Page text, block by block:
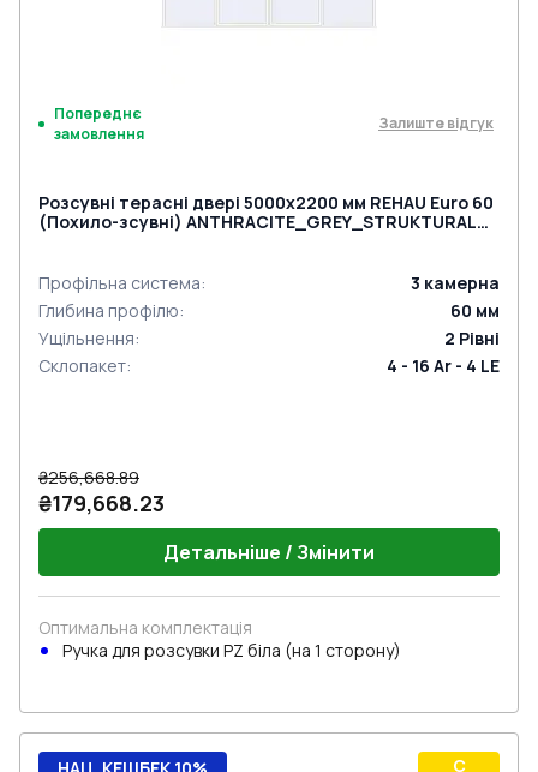
Попереднє
замовлення
Залиште відгук
Розсувні терасні двері 5000x2200 мм REHAU Euro 60
(Похило-зсувні) ANTHRACITE_GREY_STRUKTURAL
Профільна система: 3 камерна
Глибина профілю: 60 мм
Ущільнення: 2 Рівні
Склопакет: 4 - 16 Ar - 4 LE
₴256,668.89
₴179,668.23
Детальніше / Змінити
Оптимальна комплектація
Ручкa для розсувки PZ біла (на 1 сторону)
C